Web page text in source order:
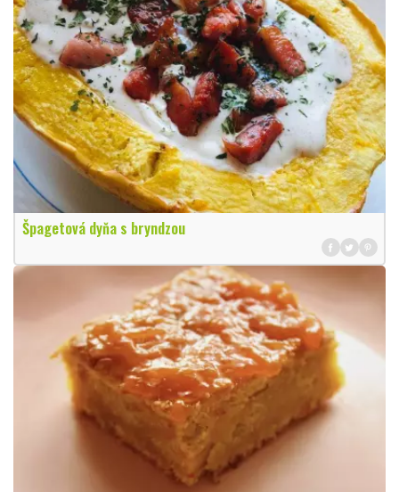
Špagetová dyňa s bryndzou